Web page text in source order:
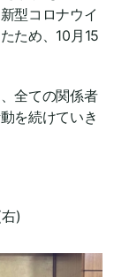
型コロナウイ
ため、10月15
全ての関係者
を続けていき
)